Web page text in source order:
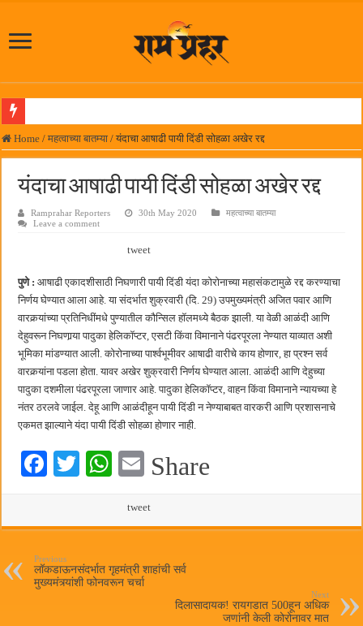
लोकनेते रामशेठ ठाकूर समाजसेवेतील हिरा -आमदार रविशेठ पाटील
पनवेलमध्ये ८ ऑगस्टला महारोजगार मेळावा
सर्वात मोठ्या दिवाळी अंक स्पर्धेचा निकाल जाहीर
हर घर तिरंगा अभियानासंदर्भात पनवेलमध्ये बैठक
कामोठे येथे समाजोपयोगी वस्तूंच्या वाटपाचा उपक्रम
छत्रपती शिवाजी महाराज महाराजस्व समाधान शिबिरास पनवेलमध्ये उत्स्फूर्त प्रतिसाद
बाल्मर लॉरी आणि शेल इंडियातील कंत्राटी कामगारांना भरघोस पगारवाढ
Home / महत्वाच्या बातम्या / यंदाचा आषाढी पायी दिंडी सोहळा अखेर रद्द
यंदाचा आषाढी पायी दिंडी सोहळा अखेर रद्द
Ramprahar Reporters 30th May 2020
महत्वाच्या बातम्या
Leave a comment
tweet
पुणे : आषाढी एकादशीसाठी निघणारी पायी दिंडी यंदा कोरोनाच्या महासंकटामुळे रद्द करण्याचा
निर्णय घेण्यात आला आहे. या संदर्भात शुक्रवारी (दि. 29) उपमुख्यमंत्री अजित पवार आणि
वारकर्‍यांच्या प्रतिनिधींमधे पुण्यातील कौन्सिल हॉलमध्ये बैठक झाली. या वेळी आळंदी आणि
देहुवरून निघणार्‍या पादुका हेलिकॉप्टर, एसटी किंवा विमानाने पंढरपूरला नेण्यात याव्यात अशी
भूमिका मांडण्यात आली. कोरोनाच्या पार्श्वभूमीवर आषाढी वारीचे काय होणार, हा प्रश्न सर्व
वारकर्‍यांना पडला होता. यावर अखेर शुक्रवारी निर्णय घेण्यात आला. आळंदी आणि देहुच्या
पादुका दशमीला पंढरपूरला जाणार आहे. पादुका हेलिकॉप्टर, वाहन किंवा विमानाने न्यायच्या हे
नंतर ठरलवे जाईल. देहू आणि आळंदीहून पायी दिंडी न नेण्याबाबत वारकरी आणि प्रशासनाचे
एकमत झाल्याने यंदा पायी दिंडी सोहळा होणार नाही.
Fa T
W
ts
pp
E
ail
Share
tweet
Previous
लॉकडाऊनसंदर्भात गृहमंत्री शाहांची सर्व
मुख्यमंत्र्यांशी फोनवरून चर्चा
Next
दिलासादायक! रायगडात 500हून अधिक
जणांनी केली कोरोनावर मात